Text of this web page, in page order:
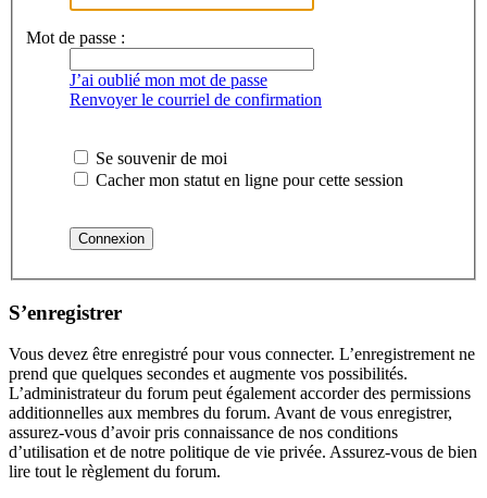
Mot de passe :
J’ai oublié mon mot de passe
Renvoyer le courriel de confirmation
Se souvenir de moi
Cacher mon statut en ligne pour cette session
S’enregistrer
Vous devez être enregistré pour vous connecter. L’enregistrement ne
prend que quelques secondes et augmente vos possibilités.
L’administrateur du forum peut également accorder des permissions
additionnelles aux membres du forum. Avant de vous enregistrer,
assurez-vous d’avoir pris connaissance de nos conditions
d’utilisation et de notre politique de vie privée. Assurez-vous de bien
lire tout le règlement du forum.